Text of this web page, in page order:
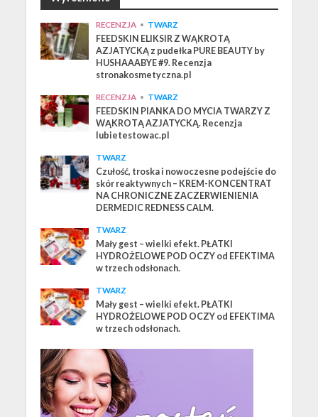
RECENZJA • TWARZ
FEEDSKIN ELIKSIR Z WĄKROTĄ
AZJATYCKĄ z pudełka PURE BEAUTY by
HUSHAAABYE #9. Recenzja
stronakosmetyczna.pl
RECENZJA • TWARZ
FEEDSKIN PIANKA DO MYCIA TWARZY Z
WĄKROTĄ AZJATYCKĄ. Recenzja
lubietestowac.pl
TWARZ
Czułość, troska i nowoczesne podejście do
skór reaktywnych – KREM-KONCENTRAT
NA CHRONICZNE ZACZERWIENIENIA
DERMEDIC REDNESS CALM.
TWARZ
Mały gest – wielki efekt. PŁATKI
HYDROŻELOWE POD OCZY od EFEKTIMA
w trzech odsłonach.
TWARZ
Mały gest – wielki efekt. PŁATKI
HYDROŻELOWE POD OCZY od EFEKTIMA
w trzech odsłonach.